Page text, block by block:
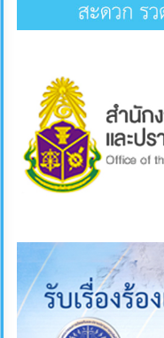
เงิน
การ
คลัง
แผนการ
การ
ทุจริต